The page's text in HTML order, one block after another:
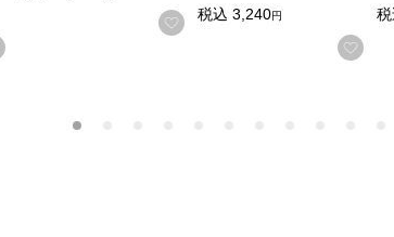
お気に入りに登録する
お気に入りに登録する
税込 3,240円
お
込むことができます。